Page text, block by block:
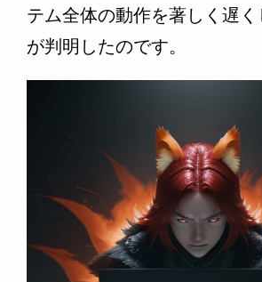
テム全体の動作を著しく遅く
が判明したのです。